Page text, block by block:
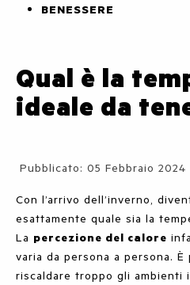
BENESSERE
Qual è la
ideale da
Dettagli
Pubblicato: 05 Febbraio 2024
Con l’arrivo dell’inverno,
esattamente quale sia la
La percezione del calore
varia da persona a persona.
riscaldare troppo gli ambienti